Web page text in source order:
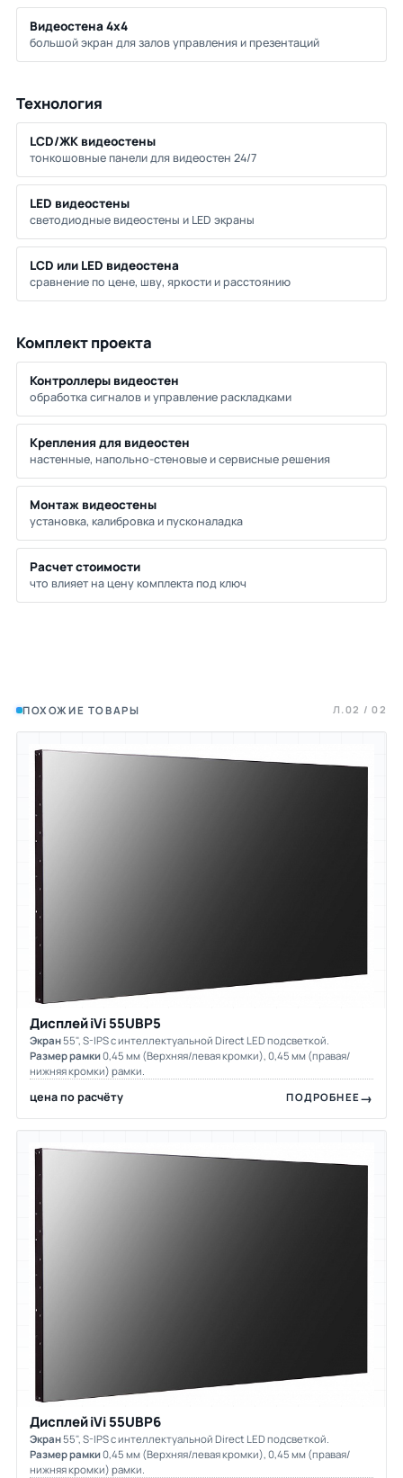
Видеостена 4х4
большой экран для залов управления и презентаций
Технология
LCD/ЖК видеостены
тонкошовные панели для видеостен 24/7
LED видеостены
светодиодные видеостены и LED экраны
LCD или LED видеостена
сравнение по цене, шву, яркости и расстоянию
Комплект проекта
Контроллеры видеостен
обработка сигналов и управление раскладками
Крепления для видеостен
настенные, напольно-стеновые и сервисные решения
Монтаж видеостены
установка, калибровка и пусконаладка
Расчет стоимости
что влияет на цену комплекта под ключ
ПОХОЖИЕ ТОВАРЫ Л.02 / 02
Дисплей iVi 55UBP5
Экран55", S-IPS c интеллектуальной Direct LED подсветкой.
Размер рамки0,45 мм (Верхняя/левая кромки), 0,45 мм (правая/
нижняя кромки) рамки.
цена по расчёту ПОДРОБНЕЕ
Дисплей iVi 55UBP6
Экран55", S-IPS c интеллектуальной Direct LED подсветкой.
Размер рамки0,45 мм (Верхняя/левая кромки), 0,45 мм (правая/
нижняя кромки) рамки.